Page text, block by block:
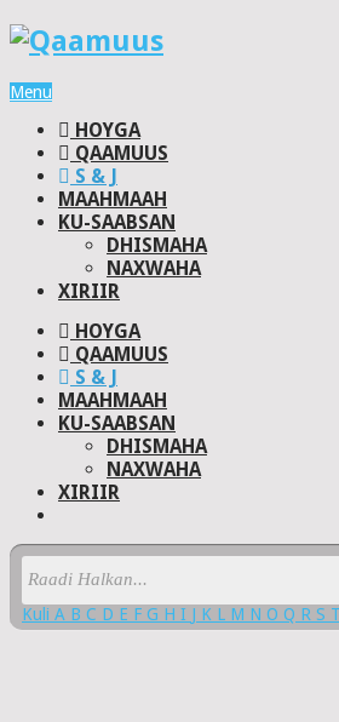
Menu
HOYGA
QAAMUUS
S & J
MAAHMAAH
KU-SAABSAN
DHISMAHA
NAXWAHA
XIRIIR
HOYGA
QAAMUUS
S & J
MAAHMAAH
KU-SAABSAN
DHISMAHA
NAXWAHA
XIRIIR
Kuli A B C D E F G H I J K L M N O Q R S T